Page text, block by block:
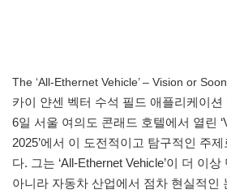
The ‘All-Ethernet Vehicle’ – Vision or
카이 얀센 벡터 수석 필드 애플리케이
6일 서울 여의도 콘래드 호텔에서 열린
2025’에서 이 도전적이고 탐구적인 주
다. 그는 ‘All-Ethernet Vehicle’이 더 이
아니라 자동차 산업에서 점차 현실적인